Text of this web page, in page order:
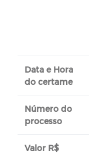
Data e Hora
do certame
Número do
processo
Valor R$